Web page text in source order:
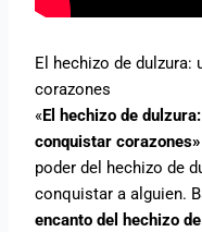
El hechizo de
corazones
«El hechizo de
conquistar corazones»
poder del hechizo de
conquistar a alguien.
encanto del hechizo